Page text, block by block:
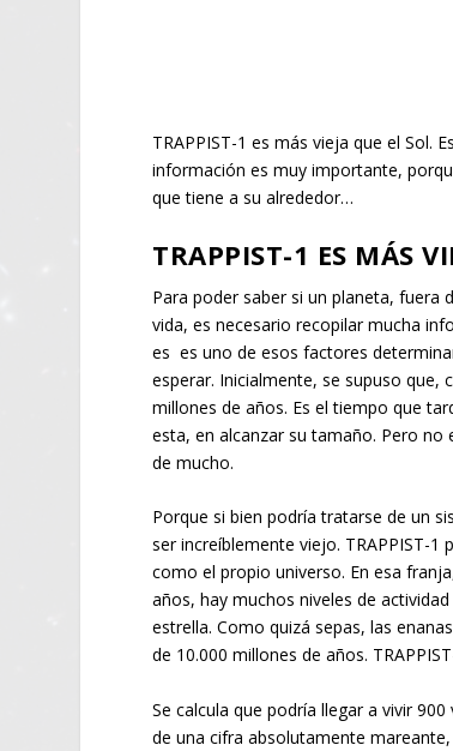
TRAPPIST-1 es más vieja que el Sol.
información es muy importante,
que tiene a su alrededor…
TRAPPIST-1 ES MÁS
Para poder saber si un planeta, fuera
vida, es necesario recopilar mucha
es es uno de esos factores
esperar. Inicialmente, se supuso que,
millones de años. Es el tiempo que
esta, en alcanzar su tamaño. Pero no
de mucho.
Porque si bien podría tratarse de un
ser increíblemente viejo. TRAPPIST-1
como el propio universo. En esa
años, hay muchos niveles de
estrella. Como quizá sepas, las
de 10.000 millones de años.
Se calcula que podría llegar a vivir
de una cifra absolutamente